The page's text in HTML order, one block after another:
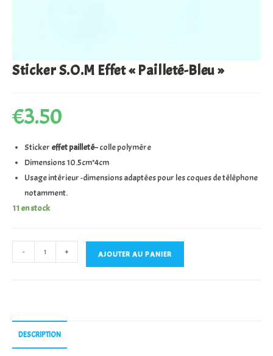
Sticker S.O.M Effet « Pailleté-Bleu »
€3.50
Sticker effet pailleté– colle polymère
Dimensions 10.5cm*4cm
Usage intérieur -dimensions adaptées pour les coques de téléphone
notamment.
11 en stock
de
"Pailleté-
Bleu"
- + AJOUTER AU PANIER
DESCRIPTION